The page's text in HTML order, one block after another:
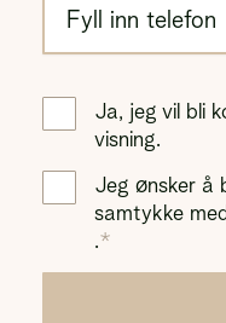
Ja, jeg vil bli
visning.
Jeg ønsker å
samtykke
.